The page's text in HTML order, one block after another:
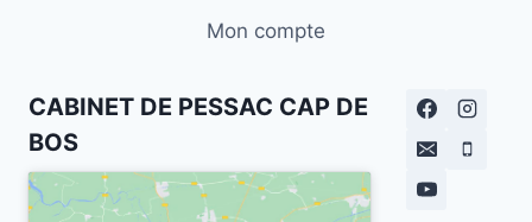
Mon compte
CABINET DE PESSAC CAP DE
BOS